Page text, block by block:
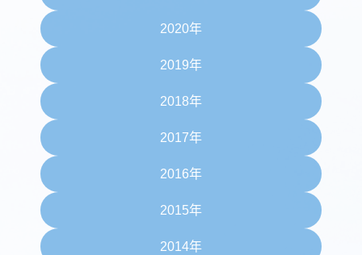
2020年
2019年
2018年
2017年
2016年
2015年
2014年